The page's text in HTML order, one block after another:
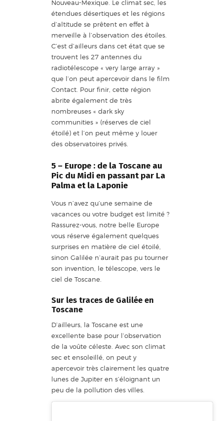
Nouveau-Mexique. Le climat sec, les
étendues désertiques et les régions
d’altitude se prêtent en effet à
merveille à l’observation des étoiles.
C’est d’ailleurs dans cet état que se
trouvent les 27 antennes du
radiotélescope « very large array »
que l’on peut apercevoir dans le film
Contact. Pour finir, cette région
abrite également de très
nombreuses « dark sky
communities » (réserves de ciel
étoilé) et l’on peut même y louer
des observatoires privés.
5 – Europe : de la Toscane au
Pic du Midi en passant par La
Palma et la Laponie
Vous n’avez qu’une semaine de
vacances ou votre budget est limité ?
Rassurez-vous, notre belle Europe
vous réserve également quelques
surprises en matière de ciel étoilé,
sinon Galilée n’aurait pas pu tourner
son invention, le télescope, vers le
ciel de Toscane.
Sur les traces de Galilée en
Toscane
D’ailleurs, la Toscane est une
excellente base pour l’observation
de la voûte céleste. Avec son climat
sec et ensoleillé, on peut y
apercevoir très clairement les quatre
lunes de Jupiter en s’éloignant un
peu de la pollution des villes.